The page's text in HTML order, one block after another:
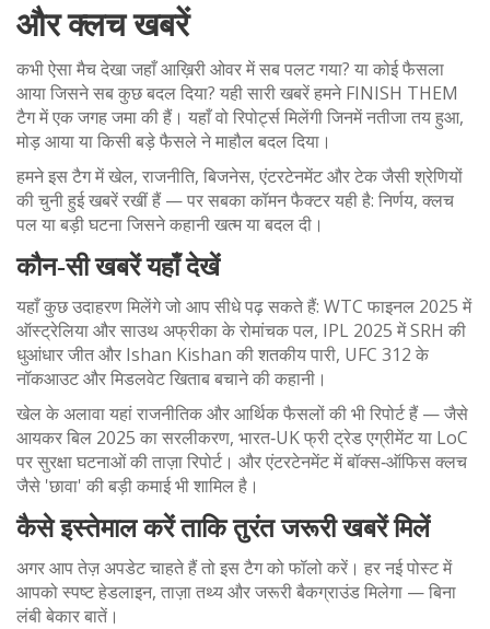
क
र
और क्लच खबरें
कभी ऐसा मैच देखा जहाँ आख़िरी ओवर में सब पलट गया? या कोई फैसला
आया जिसने सब कुछ बदल दिया? यही सारी खबरें हमने FINISH THEM
टैग में एक जगह जमा की हैं। यहाँ वो रिपोर्ट्स मिलेंगी जिनमें नतीजा तय हुआ,
मोड़ आया या किसी बड़े फैसले ने माहौल बदल दिया।
हमने इस टैग में खेल, राजनीति, बिजनेस, एंटरटेनमेंट और टेक जैसी श्रेणियों
की चुनी हुई खबरें रखीं हैं — पर सबका कॉमन फैक्टर यही है: निर्णय, क्लच
पल या बड़ी घटना जिसने कहानी खत्म या बदल दी।
कौन‑सी खबरें यहाँ देखें
यहाँ कुछ उदाहरण मिलेंगे जो आप सीधे पढ़ सकते हैं: WTC फाइनल 2025 में
ऑस्ट्रेलिया और साउथ अफ्रीका के रोमांचक पल, IPL 2025 में SRH की
धुआंधार जीत और Ishan Kishan की शतकीय पारी, UFC 312 के
नॉकआउट और मिडलवेट खिताब बचाने की कहानी।
खेल के अलावा यहां राजनीतिक और आर्थिक फैसलों की भी रिपोर्ट हैं — जैसे
आयकर बिल 2025 का सरलीकरण, भारत‑UK फ्री ट्रेड एग्रीमेंट या LoC
पर सुरक्षा घटनाओं की ताज़ा रिपोर्ट। और एंटरटेनमेंट में बॉक्स‑ऑफिस क्लच
जैसे 'छावा' की बड़ी कमाई भी शामिल है।
कैसे इस्तेमाल करें ताकि तुरंत जरूरी खबरें मिलें
अगर आप तेज़ अपडेट चाहते हैं तो इस टैग को फॉलो करें। हर नई पोस्ट में
आपको स्पष्ट हेडलाइन, ताज़ा तथ्य और जरूरी बैकग्राउंड मिलेगा — बिना
लंबी बेकार बातें।